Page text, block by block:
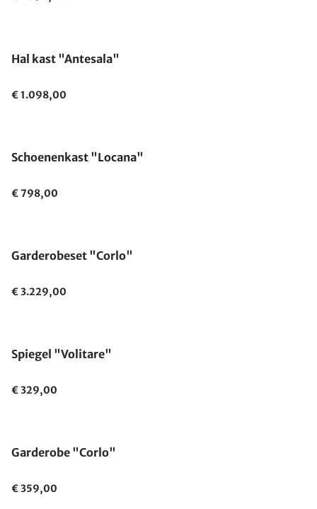
Hal kast "Antesala"
€ 1.098,00
Schoenenkast "Locana"
€ 798,00
Garderobeset "Corlo"
€ 3.229,00
Spiegel "Volitare"
€ 329,00
Garderobe "Corlo"
€ 359,00